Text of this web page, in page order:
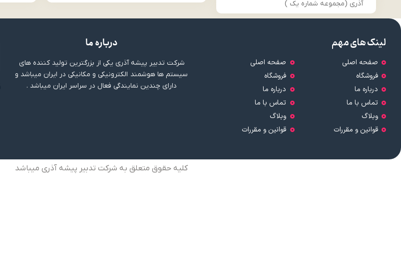
آذری (مجموعه شماره یک )
لینک های مهم
صفحه اصلی
فروشگاه
درباره ما
تماس با ما
وبلاگ
قوانین و مقررات
صفحه اصلی
فروشگاه
درباره ما
تماس با ما
وبلاگ
قوانین و مقررات
درباره ما
شرکت تدبیر پیشه آذری یکی از بزرگترین تولید کننده های
سیستم ها هوشمند الکترونیکی و مکانیکی در ایران میباشد و
دارای چندین نمایندگی فعال در سراسر ایران میباشد .
کلیه حقوق متعلق به شرکت تدبیر پیشه آذری میباشد